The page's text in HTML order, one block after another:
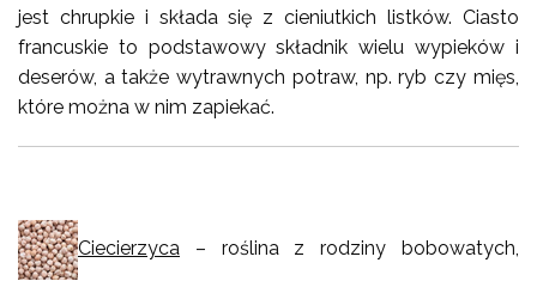
jest chrupkie i składa się z cieniutkich listków. Ciasto
francuskie to podstawowy składnik wielu wypieków i
deserów, a także wytrawnych potraw, np. ryb czy mięs,
które można w nim zapiekać.
Ciecierzyca – roślina z rodziny bobowatych,